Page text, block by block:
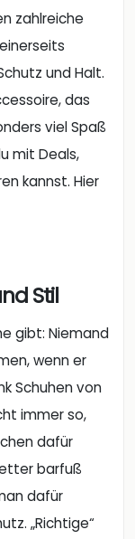
zahlreiche
und Halt.
das
viel Spaß
mit Deals,
kannst. Hier
Stil
gibt: Niemand
wenn er
Schuhen von
immer so,
dafür
barfuß
dafür
„Richtige“